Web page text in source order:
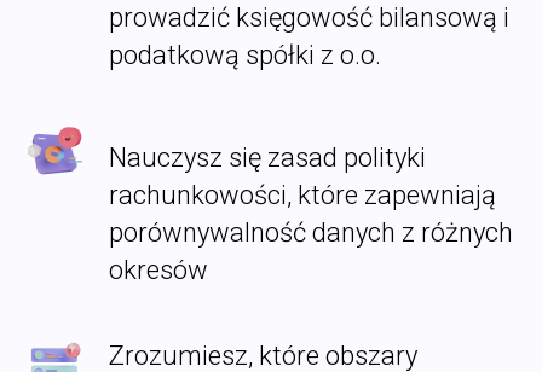
prowadzić księgowość bilansową i
podatkową spółki z o.o.
Nauczysz się zasad polityki
rachunkowości, które zapewniają
porównywalność danych z różnych
okresów
Zrozumiesz, które obszary